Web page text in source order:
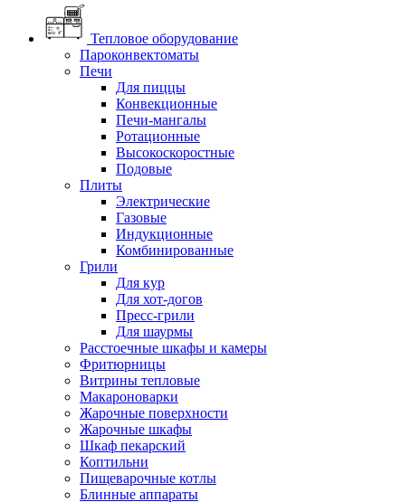
Тепловое оборудование
Пароконвектоматы
Печи
Для пиццы
Конвекционные
Печи-мангалы
Ротационные
Высокоскоростные
Подовые
Плиты
Электрические
Газовые
Индукционные
Комбинированные
Грили
Для кур
Для хот-догов
Пресс-грили
Для шаурмы
Расстоечные шкафы и камеры
Фритюрницы
Витрины тепловые
Макароноварки
Жарочные поверхности
Жарочные шкафы
Шкаф пекарский
Коптильни
Пищеварочные котлы
Блинные аппараты